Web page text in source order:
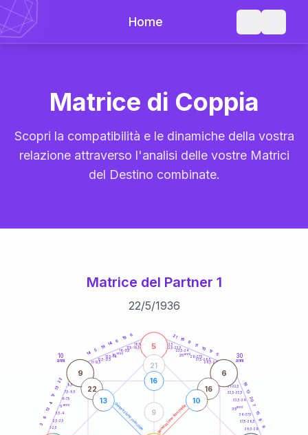
Home
Matrice di Coppia
Scopri la compatibilità e le dinamiche della vostra
relazione attraverso l'analisi delle vostre Matrici
del Destino combinate.
Matrice del Partner 1
22/5/1936
generazione maschile generazione femminile
10
anni
30
anni
1-2,5
2,5-3,5
3,5-4
6-7,5
7,5-8,5
8,5-9
11-12,5
12,5-13,5
13,5-14
16-17,5
17,5-18,5
18,5-19
21-22,5
22,5-23,5
23,5-24
26-27,5
27,5-28,5
28,5-29
31-32,5
32,5-33,5
33,5-34
36-37,5
37,5-38,5
38,5-39
3
8
12
4
17
13
22
14
5
19
14
6
19 6 21
16
9
11
10
17
5
19
13
20
7
15
8
9
5
9 6
21
16
9
22
13
16
10
5anni
15 anni 25anni
35anni